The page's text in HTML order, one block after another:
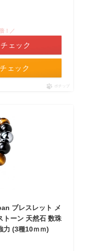
ェック
！／
ェック
ポチップ
ブレスレット メ
トーン 天然石 数珠
力 (3種10ｍｍ)